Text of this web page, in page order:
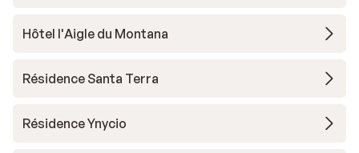
Hôtel l'Aigle du Montana
Résidence Santa Terra
Résidence Ynycio